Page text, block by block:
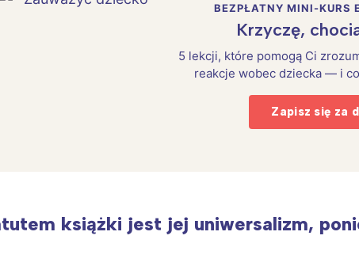
BEZPŁATNY MINI-KURS
Krzyczę,
5 lekcji, które pomogą Ci
reakcje wobec dziecka — i
Zapisz się za
książki jest jej uniwersalizm,